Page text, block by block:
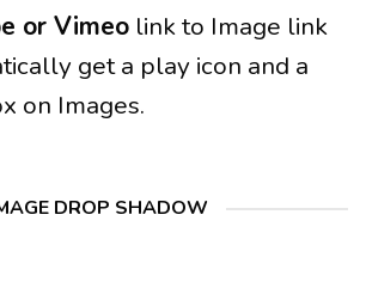
or Vimeo link to Image link
get a play icon and a
on Images.
DROP SHADOW